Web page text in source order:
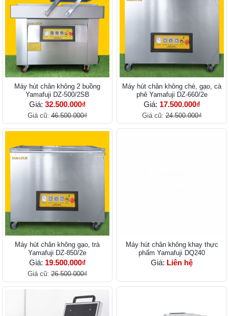
Máy hút chân không 2 buồng
Yamafuji DZ-500/2SB
Giá: 32.500.000₫
Giá cũ:46.500.000₫
Máy hút chân không chè, gạo, cà
phê Yamafuji DZ-660/2e
Giá: 17.500.000₫
Giá cũ:24.500.000₫
Máy hút chân không gạo, trà
Yamafuji DZ-850/2e
Giá: 19.500.000₫
Giá cũ:26.500.000₫
Máy hút chân không khay thực
phẩm Yamafuji DQ240
Giá: Liên hệ